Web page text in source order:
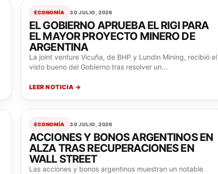
ECONOMÍA 30 JULIO, 2026
EL GOBIERNO APRUEBA EL RIGI PARA
EL MAYOR PROYECTO MINERO DE
ARGENTINA
La joint venture Vicuña, de BHP y Lundin Mining, recibió el
visto bueno del Gobierno tras resolver un...
LEER NOTICIA →
ECONOMÍA 30 JULIO, 2026
ACCIONES Y BONOS ARGENTINOS EN
ALZA TRAS RECUPERACIONES EN
WALL STREET
Las acciones y bonos argentinos muestran un notable